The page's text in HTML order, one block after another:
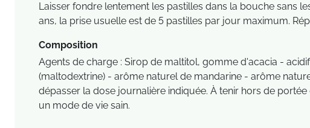
Laisser fondre lentement les pastilles dans la bouche sans
ans, la prise usuelle est de 5 pastilles par jour maximum.
Composition
Agents de charge : Sirop de maltitol, gomme d'acacia -
(maltodextrine) - arôme naturel de mandarine - arôme
dépasser la dose journalière indiquée. À tenir hors de
un mode de vie sain.